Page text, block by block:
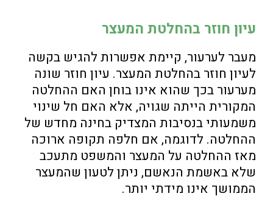
עיון חוזר בהחלטת המעצר
מעבר לערעור, קיימת אפשרות להגיש בקשה
לעיון חוזר בהחלטת המעצר. עיון חוזר שונה
מערעור בכך שהוא אינו בוחן האם ההחלטה
המקורית הייתה שגויה, אלא האם חל שינוי
משמעותי בנסיבות המצדיק בחינה מחדש של
ההחלטה. לדוגמה, אם חלפה תקופה ארוכה
מאז ההחלטה על המעצר והמשפט מתעכב
שלא באשמת הנאשם, ניתן לטעון שהמעצר
הממושך אינו מידתי יותר.